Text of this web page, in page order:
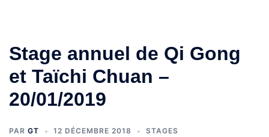
Stage annuel de Qi Gong
et Taïchi Chuan –
20/01/2019
PAR GT 12 DÉCEMBRE 2018 STAGES